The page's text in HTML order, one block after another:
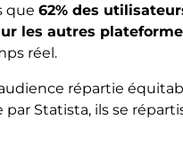
que62% des
les autres
réel.
répartie
par Statista, ils se